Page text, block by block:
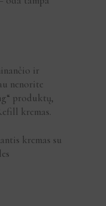
ir
nenorite
produktų,
kremas.
kremas su